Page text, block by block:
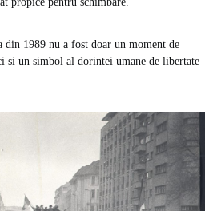
1989 nu a fost doar un moment de
si un simbol al dorintei umane de libertate